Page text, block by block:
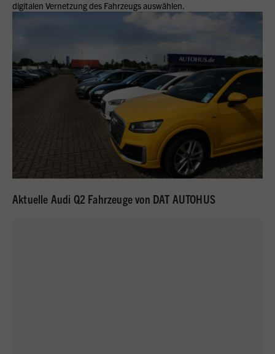
digitalen Vernetzung des Fahrzeugs auswählen.
Aktuelle Audi Q2 Fahrzeuge von DAT AUTOHUS